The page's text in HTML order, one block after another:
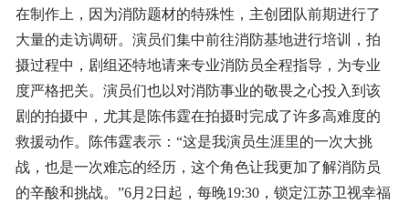
在制作上，因为消防题材的特殊性，主创团队前期进行了
大量的走访调研。演员们集中前往消防基地进行培训，拍
摄过程中，剧组还特地请来专业消防员全程指导，为专业
度严格把关。演员们也以对消防事业的敬畏之心投入到该
剧的拍摄中，尤其是陈伟霆在拍摄时完成了许多高难度的
救援动作。陈伟霆表示：“这是我演员生涯里的一次大挑
战，也是一次难忘的经历，这个角色让我更加了解消防员
的辛酸和挑战。”6月2日起，每晚19:30，锁定江苏卫视幸福